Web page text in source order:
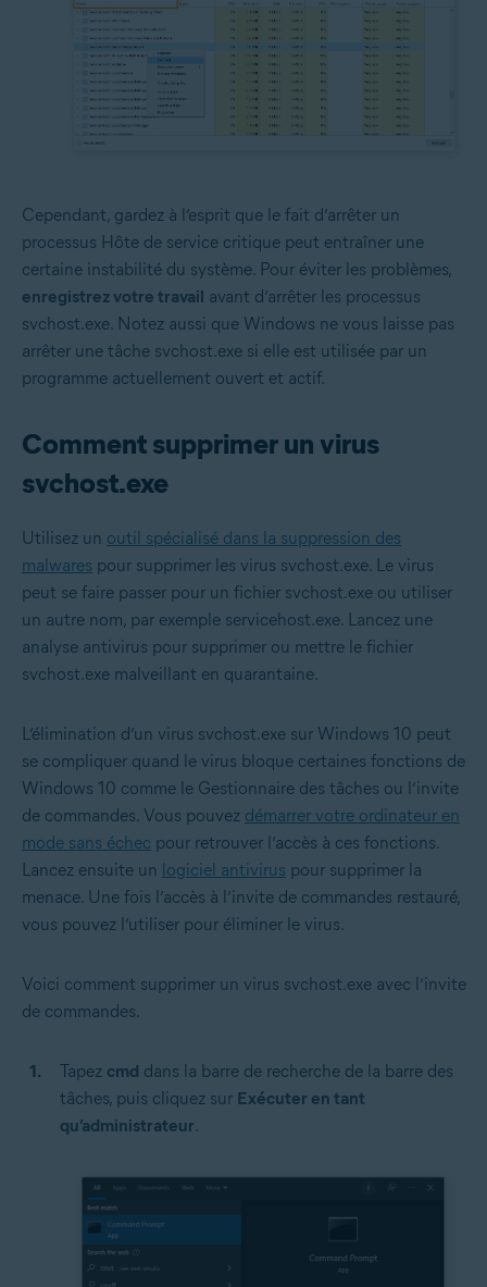
Cependant, gardez à l’esprit que le fait d’arrêter un
processus Hôte de service critique peut entraîner une
certaine instabilité du système. Pour éviter les problèmes,
enregistrez votre travail avant d’arrêter les processus
svchost.exe. Notez aussi que Windows ne vous laisse pas
arrêter une tâche svchost.exe si elle est utilisée par un
programme actuellement ouvert et actif.
Comment supprimer un virus
svchost.exe
Utilisez un outil spécialisé dans la suppression des
malwares pour supprimer les virus svchost.exe. Le virus
peut se faire passer pour un fichier svchost.exe ou utiliser
un autre nom, par exemple servicehost.exe. Lancez une
analyse antivirus pour supprimer ou mettre le fichier
svchost.exe malveillant en quarantaine.
L’élimination d’un virus svchost.exe sur Windows 10 peut
se compliquer quand le virus bloque certaines fonctions de
Windows 10 comme le Gestionnaire des tâches ou l’invite
de commandes. Vous pouvez démarrer votre ordinateur en
mode sans échec pour retrouver l’accès à ces fonctions.
Lancez ensuite un logiciel antivirus pour supprimer la
menace. Une fois l’accès à l’invite de commandes restauré,
vous pouvez l’utiliser pour éliminer le virus.
Voici comment supprimer un virus svchost.exe avec l’invite
de commandes.
Tapez cmd dans la barre de recherche de la barre des
tâches, puis cliquez sur Exécuter en tant
qu’administrateur.